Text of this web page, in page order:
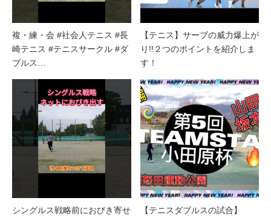
複・練・会 #社会人テニス #長
崎テニス #テニスサークル #ダ
ブルス…
【テニス】サーブの威力爆上が
り!!２つのポイントを紹介しま
す！
シングルス戦略前におびき寄せ
【テニスダブルスの試合】